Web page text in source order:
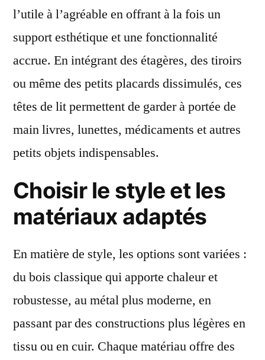
l’utile à l’agréable en offrant à la fois un
support esthétique et une fonctionnalité
accrue. En intégrant des étagères, des tiroirs
ou même des petits placards dissimulés, ces
têtes de lit permettent de garder à portée de
main livres, lunettes, médicaments et autres
petits objets indispensables.
Choisir le style et les
matériaux adaptés
En matière de style, les options sont variées :
du bois classique qui apporte chaleur et
robustesse, au métal plus moderne, en
passant par des constructions plus légères en
tissu ou en cuir. Chaque matériau offre des